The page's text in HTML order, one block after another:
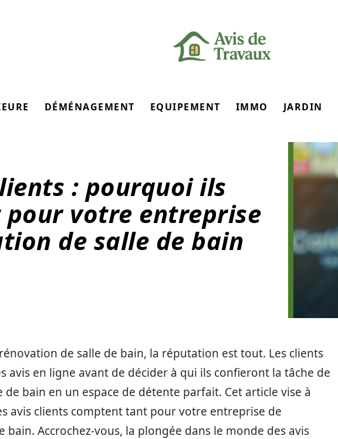
DÉMÉNAGEMENT EQUIPEMENT IMMO JARDIN
: pourquoi ils
votre entreprise
de salle de bain
de salle de bain, la réputation est tout. Les clients
avis en ligne avant de décider à qui ils confieront la tâche de
bain en un espace de détente parfait. Cet article vise à
avis clients comptent tant pour votre entreprise de
bain. Accrochez-vous, la plongée dans le monde des avis